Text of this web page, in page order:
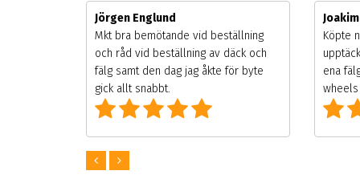
Jörgen Englund
Mkt bra bemötande vid beställning
och råd vid beställning av däck och
fälg samt den dag jag åkte för byte
gick allt snabbt.
Köpte
ena